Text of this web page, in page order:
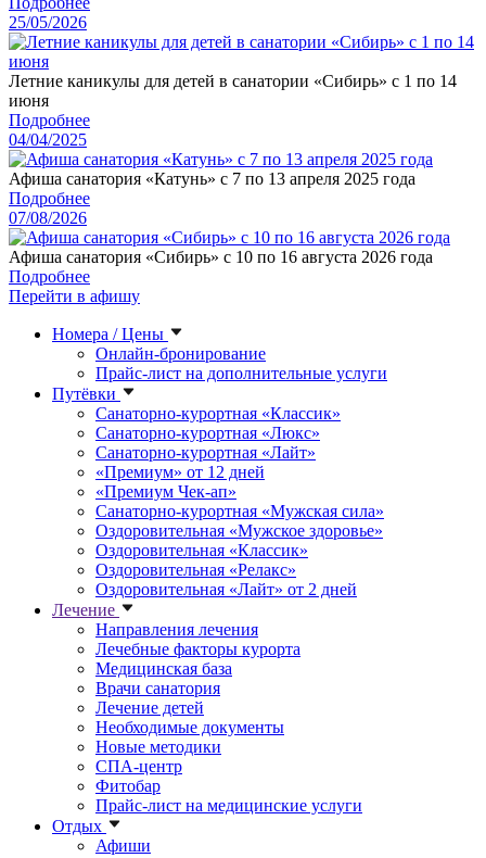
25/05/2026
Летние каникулы для детей в санатории «Сибирь» с 1 по 14
июня
Подробнее
04/04/2025
Афиша санатория «Катунь» с 7 по 13 апреля 2025 года
Подробнее
07/08/2026
Афиша санатория «Сибирь» с 10 по 16 августа 2026 года
Подробнее
Перейти в афишу
Номера / Цены
Онлайн-бронирование
Прайс-лист на дополнительные услуги
Путёвки
Санаторно-курортная «Классик»
Санаторно-курортная «Люкс»
Санаторно-курортная «Лайт»
«Премиум» от 12 дней
«Премиум Чек-ап»
Санаторно-курортная «Мужская сила»
Оздоровительная «Мужское здоровье»
Оздоровительная «Классик»
Оздоровительная «Релакс»
Оздоровительная «Лайт» от 2 дней
Лечение
Направления лечения
Лечебные факторы курорта
Медицинская база
Врачи санатория
Лечение детей
Необходимые документы
Новые методики
СПА-центр
Фитобар
Прайс-лист на медицинские услуги
Отдых
Афиши